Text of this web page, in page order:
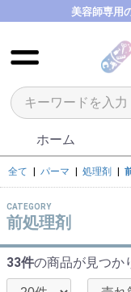
美容師専用
ホーム
全て パーマ 処理剤
CATEGORY
前処理剤
33件の商品が見つか